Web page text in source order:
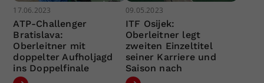
17.06.2023
ATP-Challenger
Bratislava:
Oberleitner mit
doppelter Aufholjagd
ins Doppelfinale
09.05.2023
ITF Osijek:
Oberleitner legt
zweiten Einzeltitel
seiner Karriere und
Saison nach